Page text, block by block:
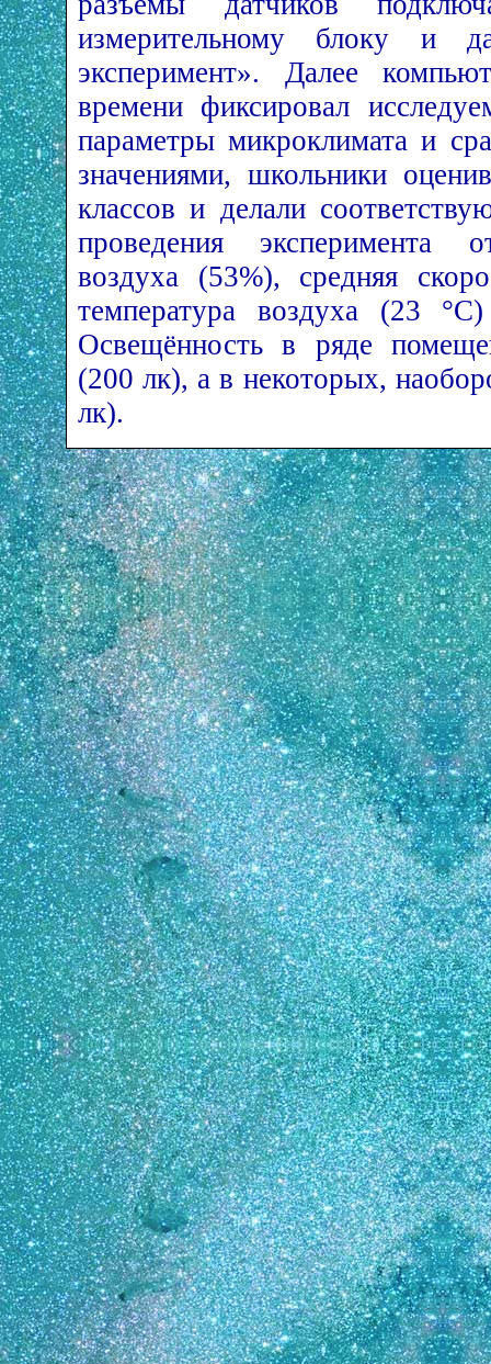
измерительному блоку и
эксперимент». Далее
времени фиксировал
параметры микроклимата и
значениями, школьники
классов и делали
проведения эксперимента
воздуха (53%), средняя
температура воздуха (23 °С)
Освещённость в ряде
(200 лк), а в некоторых,
лк).